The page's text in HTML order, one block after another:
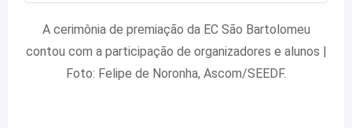
A cerimônia de premiação da EC São Bartolomeu
contou com a participação de organizadores e alunos |
Foto: Felipe de Noronha, Ascom/SEEDF.